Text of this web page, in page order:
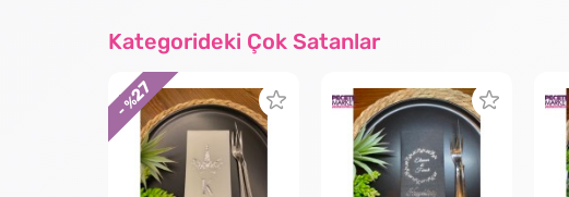
Kategorideki Çok Satanlar
- %
27